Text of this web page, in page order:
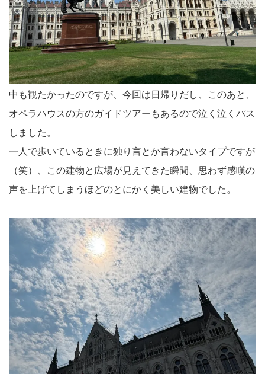
中も観たかったのですが、今回は日帰りだし、このあと、
オペラハウスの方のガイドツアーもあるので泣く泣くパス
しました。
一人で歩いているときに独り言とか言わないタイプですが
（笑）、この建物と広場が見えてきた瞬間、思わず感嘆の
声を上げてしまうほどのとにかく美しい建物でした。